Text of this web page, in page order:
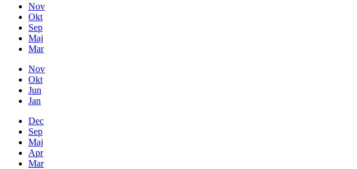
Nov
Okt
Sep
Maj
Mar
Nov
Okt
Jun
Jan
Dec
Sep
Maj
Apr
Mar